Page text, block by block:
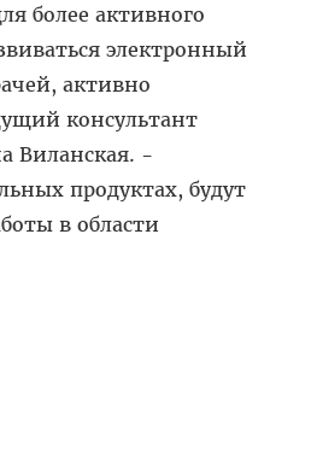
более активного
электронный
активно
консультант
Виланская. -
продуктах, будут
в области